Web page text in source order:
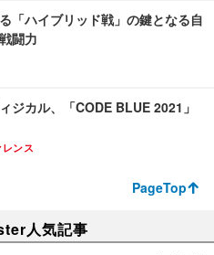
「ハイブリッド戦」の鍵となる自
闘力
ジカル、「CODE BLUE 2021」
ンス
PageTop
人気記事